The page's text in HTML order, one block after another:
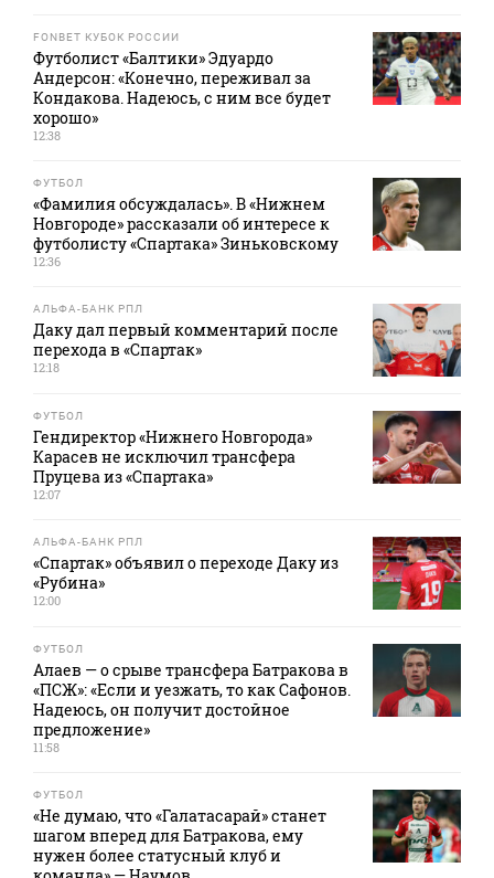
FONBET КУБОК РОССИИ
Футболист «Балтики» Эдуардо
Андерсон: «Конечно, переживал за
Кондакова. Надеюсь, с ним все будет
хорошо»
12:38
ФУТБОЛ
«Фамилия обсуждалась». В «Нижнем
Новгороде» рассказали об интересе к
футболисту «Спартака» Зиньковскому
12:36
АЛЬФА-БАНК РПЛ
Даку дал первый комментарий после
перехода в «Спартак»
12:18
ФУТБОЛ
Гендиректор «Нижнего Новгорода»
Карасев не исключил трансфера
Пруцева из «Спартака»
12:07
АЛЬФА-БАНК РПЛ
«Спартак» объявил о переходе Даку из
«Рубина»
12:00
ФУТБОЛ
Алаев — о срыве трансфера Батракова в
«ПСЖ»: «Если и уезжать, то как Сафонов.
Надеюсь, он получит достойное
предложение»
11:58
ФУТБОЛ
«Не думаю, что «Галатасарай» станет
шагом вперед для Батракова, ему
нужен более статусный клуб и